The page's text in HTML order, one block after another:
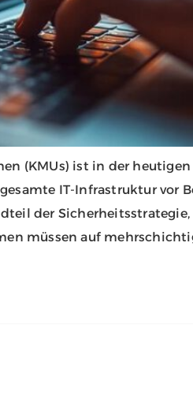
(KMUs) ist in der
IT-Infrastruktur vor
der
müssen auf